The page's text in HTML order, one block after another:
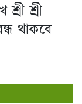
শ্রী
থাকবে